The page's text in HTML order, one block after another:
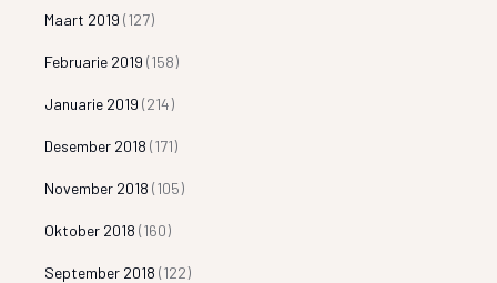
Maart 2019 (127)
Februarie 2019 (158)
Januarie 2019 (214)
Desember 2018 (171)
November 2018 (105)
Oktober 2018 (160)
September 2018 (122)